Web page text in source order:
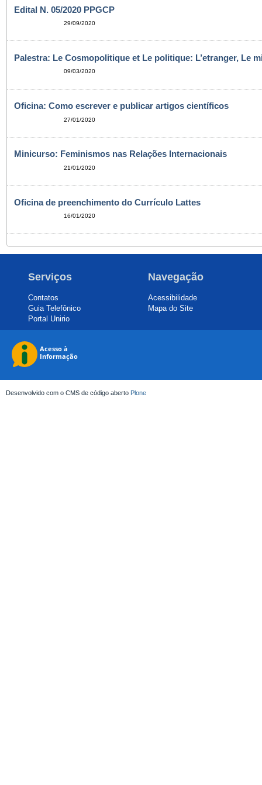
Edital N. 05/2020 PPGCP
29/09/2020
Palestra: Le Cosmopolitique et Le politique: L’etranger, Le
09/03/2020
Oficina: Como escrever e publicar artigos científicos
27/01/2020
Minicurso: Feminismos nas Relações Internacionais
21/01/2020
Oficina de preenchimento do Currículo Lattes
16/01/2020
Serviços
Contatos
Guia Telefônico
Portal Unirio
Navegação
Acessibilidade
Mapa do Site
Desenvolvido com o CMS de código aberto Plone